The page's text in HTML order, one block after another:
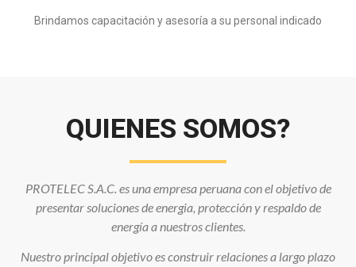
Brindamos capacitación y asesoría a su personal indicado
QUIENES SOMOS?
PROTELEC S.A.C. es una empresa peruana con el objetivo de
presentar soluciones de energia, protección y respaldo de
energía a nuestros clientes.
Nuestro principal objetivo es construir relaciones a largo plazo